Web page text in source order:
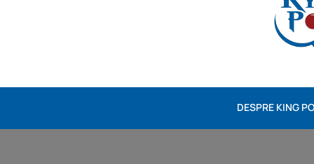
DESPRE KING